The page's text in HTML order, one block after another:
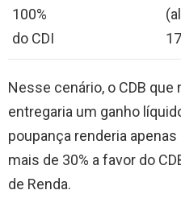
100%
do CDI
Nesse cenário, o CDB que
entregaria um ganho
poupança renderia
mais de 30% a favor do
de Renda.